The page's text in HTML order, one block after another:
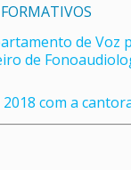
de Voz
de
2018 com a